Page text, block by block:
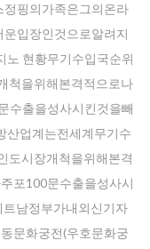
핑의가족은그의온라
입장인것으로알려지
노 현황무기수입국순위
척을위해본격적으로나
수출을성사시킨것을빼
산업계는전세계무기수
도시장개척을위해본격
포100문수출을성사시
남정부가내외신기자
문화궁전(우호문화궁